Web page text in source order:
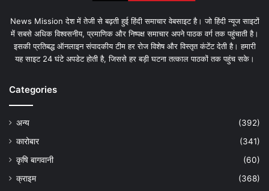
News Mission देश में तेजी से बढ़ती हुई हिंदी समाचार वेबसाइट है। जो हिंदी न्यूज साइटों
में सबसे अधिक विश्वसनीय, प्रमाणिक और निष्पक्ष समाचार अपने पाठक वर्ग तक पहुंचाती है।
इसकी प्रतिबद्ध ऑनलाइन संपादकीय टीम हर रोज विशेष और विस्तृत कंटेंट देती है। हमारी
यह साइट 24 घंटे अपडेट होती है, जिससे हर बड़ी घटना तत्काल पाठकों तक पहुंच सके।
Categories
अन्य
(392)
कारोबार
(341)
कृषि बागवानी
(60)
क्राइम
(368)